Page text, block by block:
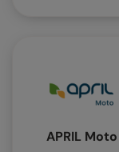
APRIL Moto